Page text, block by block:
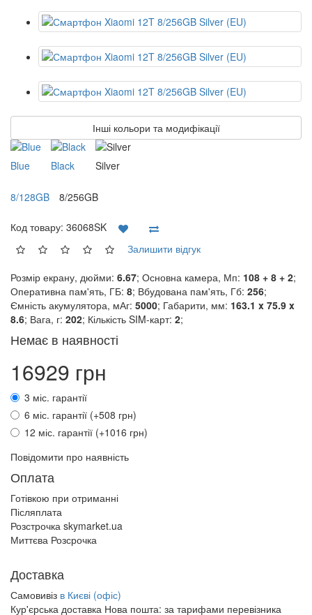
Інші кольори та модифікації
Blue Black Silver
8/128GB 8/256GB
Код товару: 36068SK
Залишити відгук
Розмір екрану, дюйми: 6.67; Основна камера, Мп: 108 + 8 + 2;
Оперативна пам'ять, ГБ: 8; Вбудована пам'ять, Гб: 256;
Ємність акумулятора, мАг: 5000; Габарити, мм: 163.1 x 75.9 x
8.6; Вага, г: 202; Кількість SIM-карт: 2;
Немає в наявності
16929 грн
3 міс. гарантії
6 міс. гарантії (+508 грн)
12 міс. гарантії (+1016 грн)
Повідомити про наявність
Оплата
Готівкою при отриманні
Післяплата
Розстрочка skymarket.ua
Миттєва Розсрочка
Доставка
Самовивіз в Києві (офіс)
Кур'єрська доставка Нова пошта: за тарифами перевізника